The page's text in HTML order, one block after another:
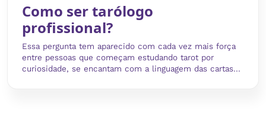
Como ser tarólogo
profissional?
Essa pergunta tem aparecido com cada vez mais força
entre pessoas que começam estudando tarot por
curiosidade, se encantam com a linguagem das cartas...